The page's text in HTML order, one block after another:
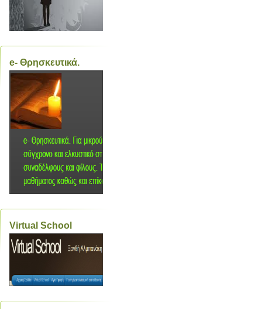
e- Θρησκευτικά.
Virtual School